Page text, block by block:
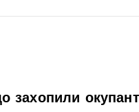
захопили